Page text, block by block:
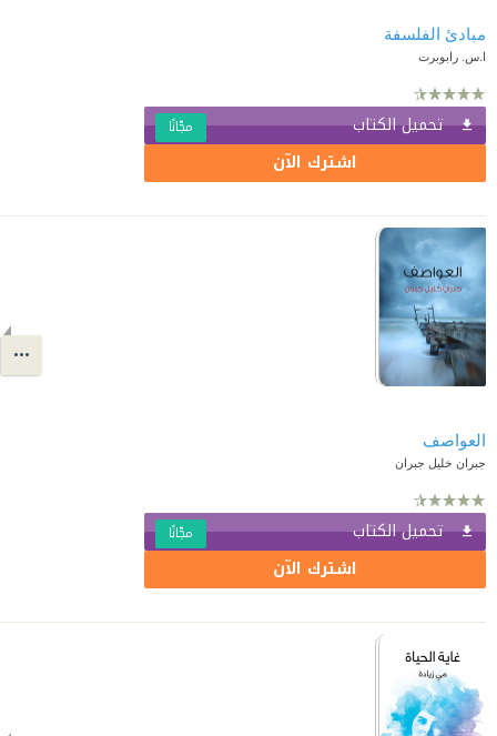
مبادئ الفلسفة
ا.س. رابوبرت
تحميل الكتاب مجّانًا
اشترك الآن
العواصف
جبران خليل جبران
تحميل الكتاب مجّانًا
اشترك الآن